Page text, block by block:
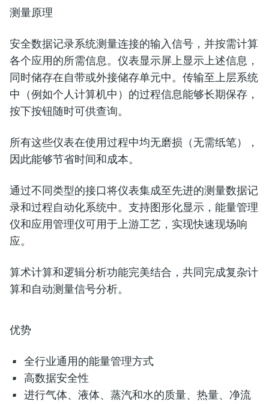
测量原理
安全数据记录系统测量连接的输入信号，并按需计算
各个应用的所需信息。仪表显示屏上显示上述信息，
同时储存在自带或外接储存单元中。传输至上层系统
中（例如个人计算机中）的过程信息能够长期保存，
按下按钮随时可供查询。
所有这些仪表在使用过程中均无磨损（无需纸笔），
因此能够节省时间和成本。
通过不同类型的接口将仪表集成至先进的测量数据记
录和过程自动化系统中。支持图形化显示，能量管理
仪和应用管理仪可用于上游工艺，实现快速现场响
应。
算术计算和逻辑分析功能完美结合，共同完成复杂计
算和自动测量信号分析。
优势
全行业通用的能量管理方式
高数据安全性
进行气体、液体、蒸汽和水的质量、热量、净流